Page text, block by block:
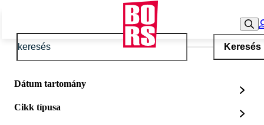
Keresés
Dátum tartomány
Cikk típusa